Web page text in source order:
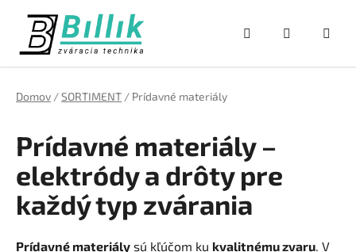
obsah
Hľadať
NÁKUPNÝ
Domov /SORTIMENT / Prídavné materiály
Prídavné materiály –
elektródy a drôty pre
každý typ zvárania
Prídavné materiály sú kľúčom ku kvalitnému zvaru . V